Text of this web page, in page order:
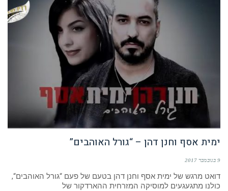
ימית אסף וחנן דהן – “גורל האוהבים”
9 בנובמבר 2017
דואט מרגש של ימית אסף וחנן דהן בטעם של פעם “גורל האוהבים“,
כולנו מתגעגעים למוסיקה המזרחית ההארדקור של